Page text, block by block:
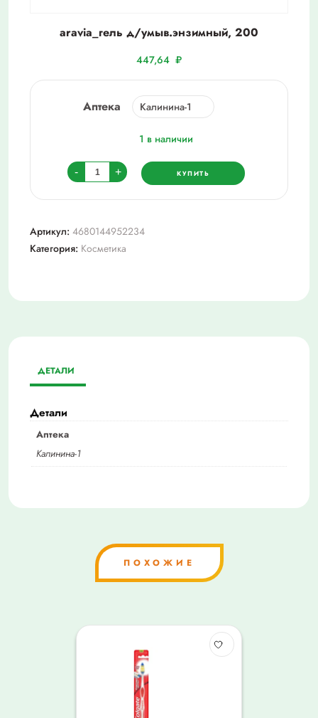
aravia_гель д/умыв.энзимный, 200
447,64 ₽
Аптека
1 в наличии
-
Количество
товара
aravia_гель
умыв.энзимный,
200
+ КУПИТЬ
Артикул: 4680144952234
Категория: Косметика
ДЕТАЛИ
Детали
Аптека
Калинина-1
ПОХОЖИЕ